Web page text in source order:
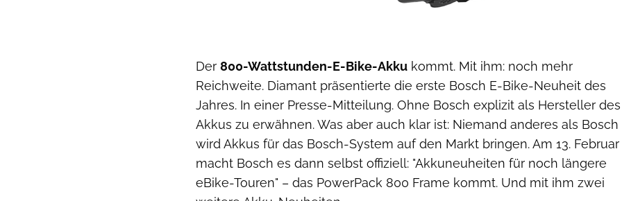
Der 800-Wattstunden-E-Bike-Akku kommt. Mit ihm: noch mehr
Reichweite. Diamant präsentierte die erste Bosch E-Bike-Neuheit des
Jahres. In einer Presse-Mitteilung. Ohne Bosch explizit als Hersteller des
Akkus zu erwähnen. Was aber auch klar ist: Niemand anderes als Bosch
wird Akkus für das Bosch-System auf den Markt bringen. Am 13. Februar
macht Bosch es dann selbst offiziell: "Akkuneuheiten für noch längere
eBike-Touren" – das PowerPack 800 Frame kommt. Und mit ihm zwei